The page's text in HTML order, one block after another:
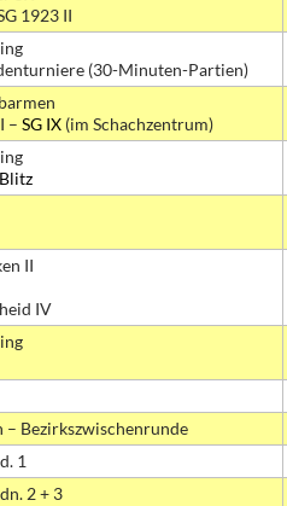
1923 II
(30-Minuten-Partien)
– SG IX (im Schachzentrum)
II
IV
– Bezirkszwischenrunde
1
2 + 3